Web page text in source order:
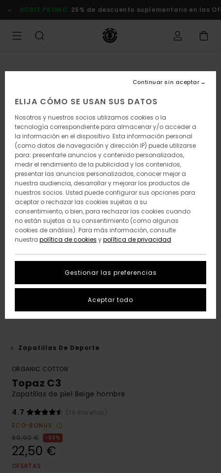
la
DOBLE PROMO 25% de descuento suplementario en las
Zapatillas De Deporte
ORGANIC COTTON
Topaz C3
Zapatillas de piel Beige hombre
4.7
(39 Reseñas)
ECO-BONUS
60,00 €
63%
22,50 €
OFERTAS
ELIJA CÓMO SE USAN SUS DATOS
Nosotros y nuestros socios utilizamos cookies o la
tecnología correspondiente para almacenar y/o acceder a
la información en el dispositivo. Esta información personal
(como datos de navegación y dirección IP) puede utilizarse
para: presentarle anuncios y contenido personalizados,
medir el rendimiento de la publicidad y los contenidos,
presentar las anuncios personalizados, conocer mejor a
nuestra audiencia, desarrollar y mejorar los productos de
nuestros socios. Usted puede configurar sus opciones para
aceptar o rechazar las cookies sujetas a su
consentimiento, o bien, para rechazar las cookies cuando
no están sujetas a su consentimiento (como algunas
cookies de análisis). Para más información, consulte
nuestra política de cookies ypolítica de privacidad
Gestionar las preferencias
Continuar sin aceptar
Aceptar todo